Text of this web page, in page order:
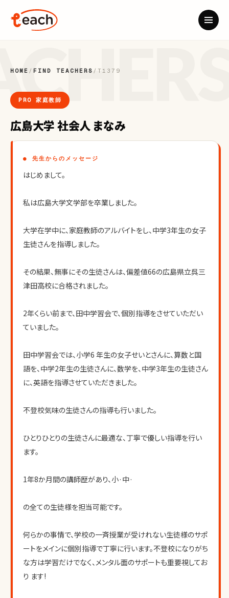
HOME / FIND TEACHERS / T1379
PRO 家庭教師
広島大学 社会人 まなみ
● 先生からのメッセージ
はじめまして。
私は広島大学文学部を卒業しました。
大学在学中に、家庭教師のアルバイトをし、中学3年生の女子
生徒さんを指導しました。
その結果、無事にその生徒さんは、偏差値66の広島県立呉三
津田高校に合格されました。
2年くらい前まで、田中学習会で、個別指導をさせていただい
ていました。
田中学習会では、小学6 年生の女子せいとさんに、算数と国
語を、中学2年生の生徒さんに、数学を、中学3年生の生徒さん
に、英語を指導させていただきました。
不登校気味の生徒さんの指導も行いました。
ひとりひとりの生徒さんに最適な、丁寧で優しい指導を行い
ます。
1年8か月間の講師歴があり、小·中·
の全ての生徒様を担当可能です。
何らかの事情で、学校の一斉授業が受けれない生徒様のサポ
ートをメインに個別指導で丁寧に行います。不登校になりがち
な方は学習だけでなく、メンタル面のサポートも重要視してお
り ます!